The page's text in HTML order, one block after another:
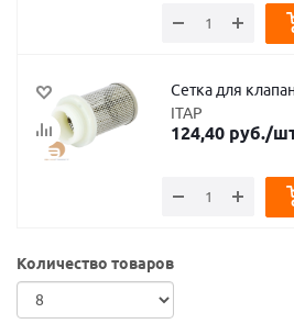
Сетка для
ITAP
124,40руб./
Количество товаров